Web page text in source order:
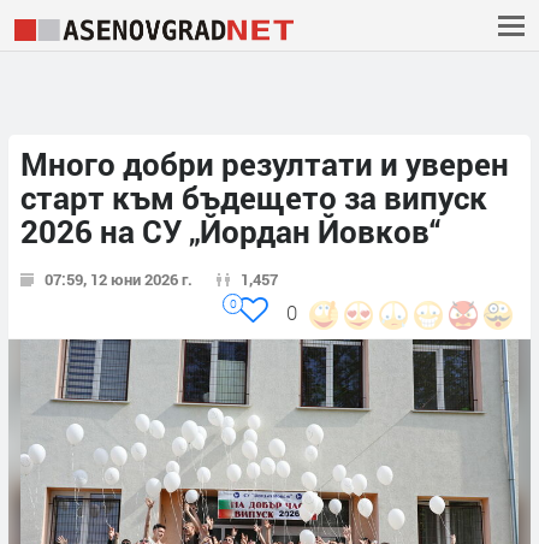
Много добри резултати и уверен
старт към бъдещето за випуск
2026 на СУ „Йордан Йовков“
07:59, 12 юни 2026 г. 1,457
0
0